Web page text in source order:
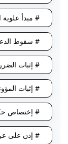
# مبدأ علوية
# سقوط
# إثبات
# إثبات
# إختصاص
# إذن على